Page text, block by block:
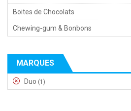
Boites de Chocolats
Chewing-gum & Bonbons
MARQUES
Duo (1)